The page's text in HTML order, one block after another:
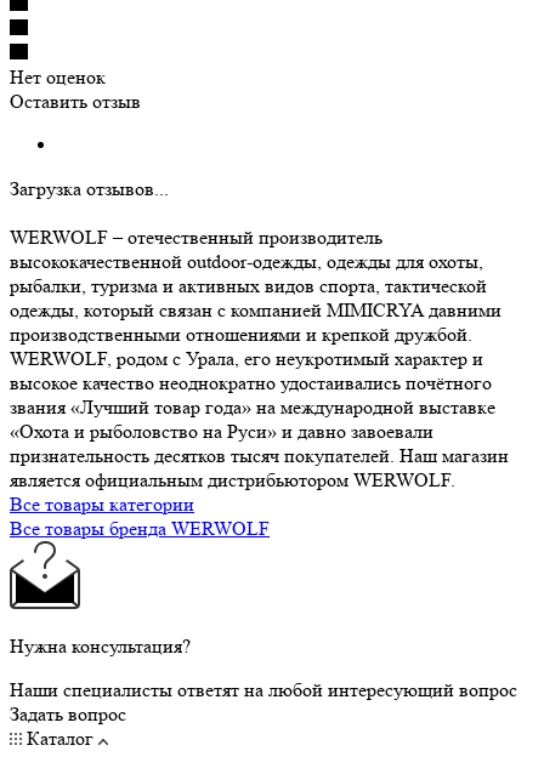
Нет оценок
Оставить отзыв
Загрузка отзывов...
WERWOLF – отечественный производитель
высококачественной outdoor-одежды, одежды для охоты,
рыбалки, туризма и активных видов спорта, тактической
одежды, который связан с компанией MIMICRYA давними
производственными отношениями и крепкой дружбой.
WERWOLF, родом с Урала, его неукротимый характер и
высокое качество неоднократно удостаивались почётного
звания «Лучший товар года» на международной выставке
«Охота и рыболовство на Руси» и давно завоевали
признательность десятков тысяч покупателей. Наш магазин
является официальным дистрибьютором WERWOLF.
Все товары категории
Все товары бренда WERWOLF
Нужна консультация?
Наши специалисты ответят на любой интересующий вопрос
Задать вопрос
Каталог